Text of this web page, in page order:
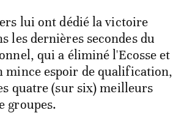
lui ont dédié la victoire
les dernières secondes du
qui a éliminé l'Ecosse et
mince espoir de qualification,
quatre (sur six) meilleurs
groupes.